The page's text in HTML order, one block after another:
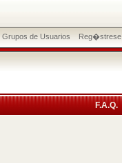
Grupos de Usuarios Reg�strese
F.A.Q.